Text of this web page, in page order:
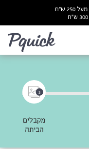
3
מקבלים
הביתה